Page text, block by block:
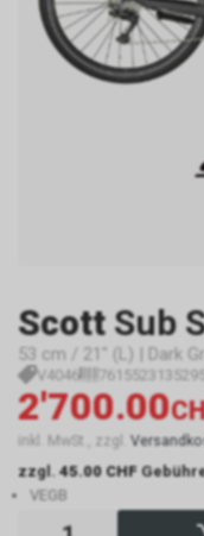
Scott Sub
53 cm / 21" (L) | Dark
V4046 7615523135295
2'700.00
inkl. MwSt., zzgl.
zzgl.45.00 CHF
VEGB